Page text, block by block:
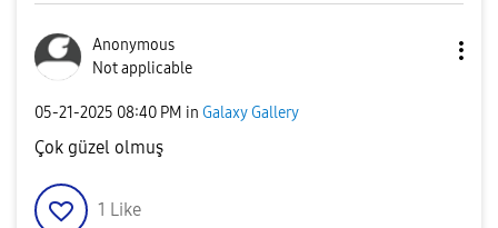
Anonymous
Not applicable
‎05-21-2025 08:40 PM in Galaxy Gallery
Çok güzel olmuş
1 Like